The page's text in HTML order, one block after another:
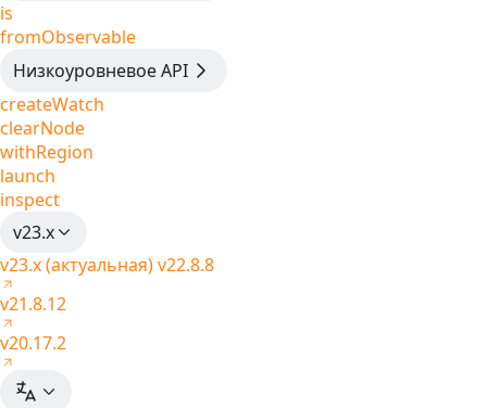
is
fromObservable
Низкоуровневое API
createWatch
clearNode
withRegion
launch
inspect
v23.x
v23.x (актуальная)v22.8.8
v21.8.12
v20.17.2